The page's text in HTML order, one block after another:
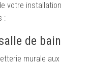
votre installation
:
de bain
murale aux